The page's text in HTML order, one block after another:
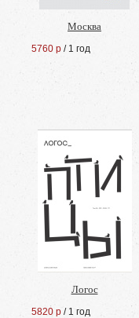
Москва
5760 р / 1 год
Логос
5820 р / 1 год